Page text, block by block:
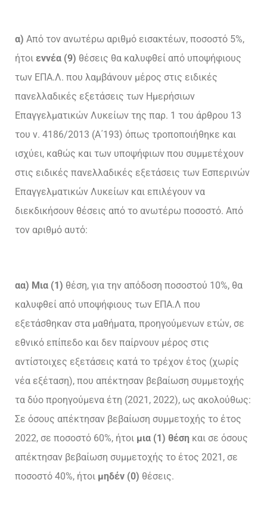
α) Από τον ανωτέρω αριθμό εισακτέων, ποσοστό 5%,
ήτοι εννέα (9) θέσεις θα καλυφθεί από υποψήφιους
των ΕΠΑ.Λ. που λαμβάνουν μέρος στις ειδικές
πανελλαδικές εξετάσεις των Ημερήσιων
Επαγγελματικών Λυκείων της παρ. 1 του άρθρου 13
του ν. 4186/2013 (Α΄193) όπως τροποποιήθηκε και
ισχύει, καθώς και των υποψήφιων που συμμετέχουν
στις ειδικές πανελλαδικές εξετάσεις των Εσπερινών
Επαγγελματικών Λυκείων και επιλέγουν να
διεκδικήσουν θέσεις από το ανωτέρω ποσοστό. Από
τον αριθμό αυτό:
αα) Μια (1) θέση, για την απόδοση ποσοστού 10%, θα
καλυφθεί από υποψήφιους των ΕΠΑ.Λ που
εξετάσθηκαν στα μαθήματα, προηγούμενων ετών, σε
εθνικό επίπεδο και δεν παίρνουν μέρος στις
αντίστοιχες εξετάσεις κατά το τρέχον έτος (χωρίς
νέα εξέταση), που απέκτησαν βεβαίωση συμμετοχής
τα δύο προηγούμενα έτη (2021, 2022), ως ακολούθως:
Σε όσους απέκτησαν βεβαίωση συμμετοχής το έτος
2022, σε ποσοστό 60%, ήτοι μια (1) θέση και σε όσους
απέκτησαν βεβαίωση συμμετοχής το έτος 2021, σε
ποσοστό 40%, ήτοι μηδέν (0) θέσεις.